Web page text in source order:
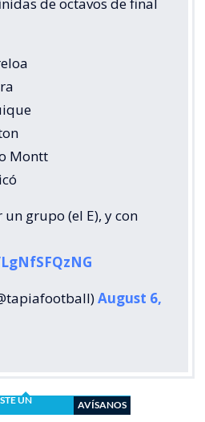
de octavos de final
Montt
grupo (el E), y con
August 6,
UN
AVÍSANOS